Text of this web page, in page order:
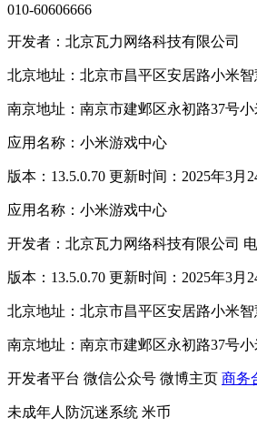
010-60606666
开发者：北京瓦力网络科技有限公司
北京地址：北京市昌平区安居路小米智
南京地址：南京市建邺区永初路37号
应用名称：小米游戏中心
版本：13.5.0.70 更新时间：2025年3月
应用名称：小米游戏中心
开发者：北京瓦力网络科技有限公司 电
版本：13.5.0.70 更新时间：2025年3月
北京地址：北京市昌平区安居路小米智
南京地址：南京市建邺区永初路37号
开发者平台 微信公众号 微博主页 商务
未成年人防沉迷系统 米币